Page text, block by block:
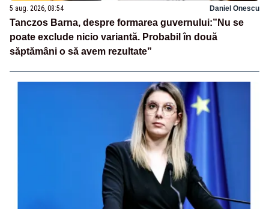
5 aug. 2026, 08:54 Daniel Onescu
Tanczos Barna, despre formarea guvernului:”Nu se
poate exclude nicio variantă. Probabil în două
săptămâni o să avem rezultate”